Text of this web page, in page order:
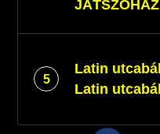
JÁTSZÓHÁZ
5
Latin utcabál
Latin utcabál